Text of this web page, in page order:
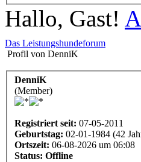
Hallo, Gast!
Das Leistungshundeforum
Profil von DenniK
DenniK
(Member)
Registriert seit: 07-05-2011
Geburtstag: 02-01-1984 (42
Ortszeit: 06-08-2026 um 06:08
Status: Offline